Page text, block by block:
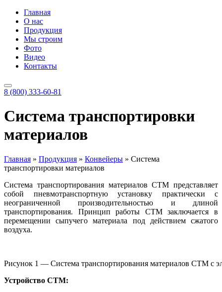
Главная
О нас
Продукция
Мы строим
Фото
Видео
Контакты
8 (800) 333-60-81
Система транспортировки
материалов
Главная » Продукция » Конвейеры » Система
транспортировки материалов
Система транспортирования материалов СТМ представляет
собой пневмотранспортную установку практически с
неограниченной производительностью и длиной
транспортирования. Принцип работы СТМ заключается в
перемещении сыпучего материала под действием сжатого
воздуха.
Рисунок 1 — Система транспортирования материалов СТМ с
Устройство СТМ: